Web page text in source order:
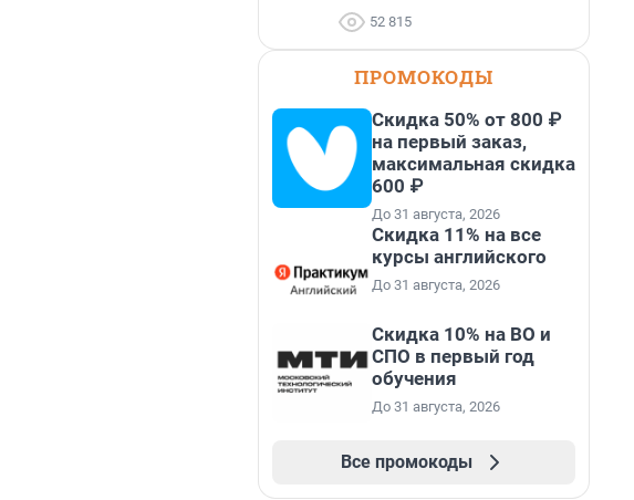
52 815
ПРОМОКОДЫ
Скидка 50% от 800 ₽
на первый заказ,
максимальная скидка
600 ₽
До 31 августа, 2026
Скидка 11% на все
курсы английского
До 31 августа, 2026
Скидка 10% на ВО и
СПО в первый год
обучения
До 31 августа, 2026
Все промокоды